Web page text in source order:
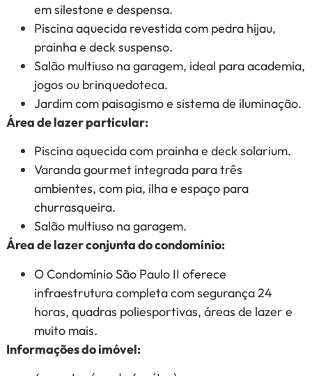
em silestone e despensa.
Piscina aquecida revestida com pedra hijau,
prainha e deck suspenso.
Salão multiuso na garagem, ideal para academia,
jogos ou brinquedoteca.
Jardim com paisagismo e sistema de iluminação.
Área de lazer particular:
Piscina aquecida com prainha e deck solarium.
Varanda gourmet integrada para três
ambientes, com pia, ilha e espaço para
churrasqueira.
Salão multiuso na garagem.
Área de lazer conjunta do condomínio:
O Condomínio São Paulo II oferece
infraestrutura completa com segurança 24
horas, quadras poliesportivas, áreas de lazer e
muito mais.
Informações do imóvel: